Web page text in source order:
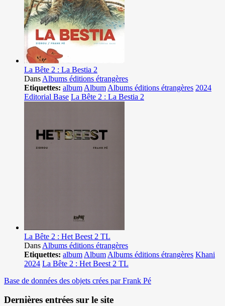
La Bête 2 : La Bestia 2
Dans Albums éditions étrangères
Etiquettes: album Album Albums éditions étrangères 2024
Editorial Base La Bête 2 : La Bestia 2
La Bête 2 : Het Beest 2 TL
Dans Albums éditions étrangères
Etiquettes: album Album Albums éditions étrangères Khani
2024 La Bête 2 : Het Beest 2 TL
Base de données des objets crées par Frank Pé
Dernières entrées sur le site